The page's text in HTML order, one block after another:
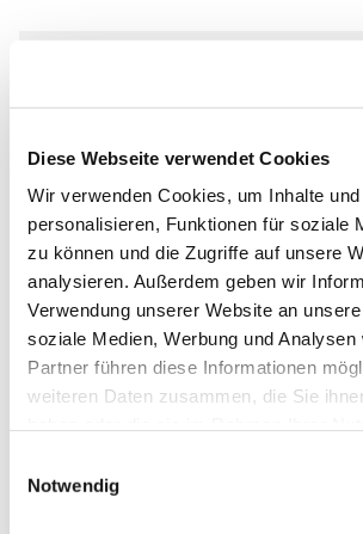
Diese Webseite verwendet Cookies
Wir verwenden Cookies, um Inhalte
personalisieren, Funktionen für soziale
zu können und die Zugriffe auf unsere
analysieren. Außerdem geben wir
Verwendung unserer Website an
soziale Medien, Werbung und Analysen
Partner führen diese Informationen
weiteren Daten zusammen, die Sie
Notwendig
Freitag, 27. November
Markus-
Bastfelder Weg 30, 33098
Paderborn